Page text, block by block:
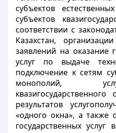
субъектов
субъектов
соответствии с
Казахстан,
заявлений на оказание
услуг по выдаче
подключение к сетям
монополий,
результатов
«одного окна», а также
государственных